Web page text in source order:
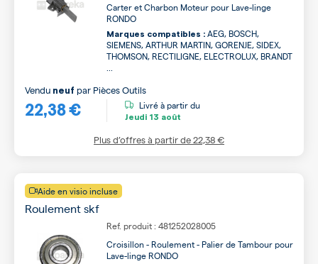
Carter et Charbon Moteur pour Lave-linge
RONDO
Marques compatibles : AEG, BOSCH,
SIEMENS, ARTHUR MARTIN, GORENJE, SIDEX,
THOMSON, RECTILIGNE, ELECTROLUX, BRANDT
22,38 €
Vendu neuf par Pièces Outils
Livré à partir du
Jeudi 13 août
Plus d’offres à partir de22,38 €
Aide en visio incluse
Roulement skf
Ref. produit : 481252028005
Croisillon - Roulement - Palier de Tambour pour
Lave-linge RONDO